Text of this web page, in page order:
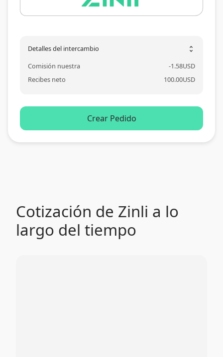
Detalles del intercambio unfold_more
Comisión nuestra -1.58USD
Recibes neto
100.00USD
Crear Pedido
Cotización de Zinli a lo
largo del tiempo